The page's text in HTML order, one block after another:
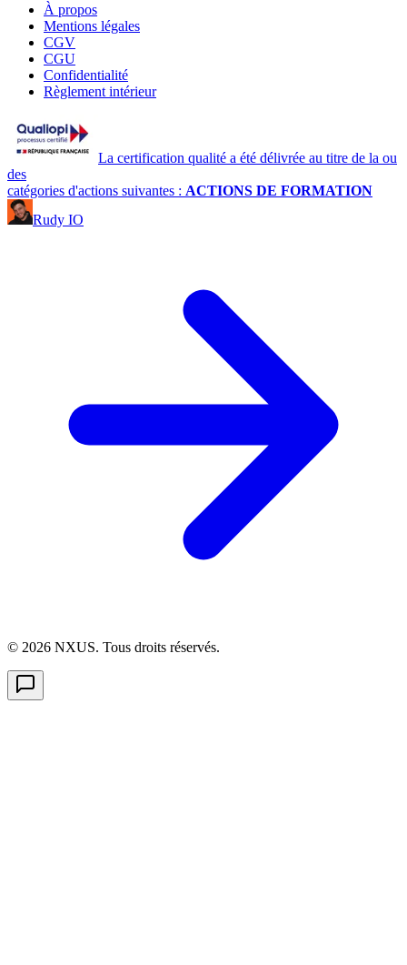
À propos
Mentions légales
CGV
CGU
Confidentialité
Règlement intérieur
La certification qualité a été délivrée au titre de la ou
des
catégories d'actions suivantes : ACTIONS DE FORMATION
Rudy IO
© 2026 NXUS. Tous droits réservés.